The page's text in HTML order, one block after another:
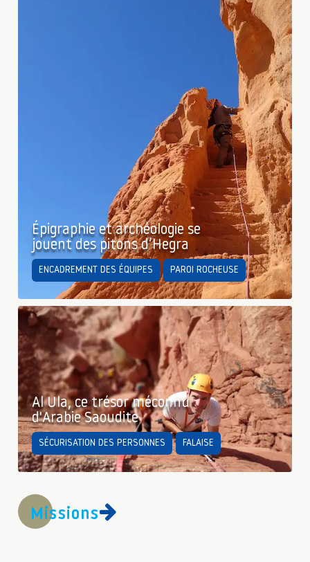
Épigraphie et archéologie se
jouent des pitons d’Hegra
ENCADREMENT DES ÉQUIPES PAROI ROCHEUSE
Al Ula, ce trésor méconnu
d'Arabie Saoudite
SÉCURISATION DES PERSONNES FALAISE
Missions